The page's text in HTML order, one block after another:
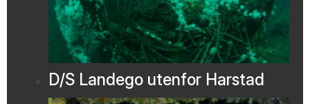
D/S Landego utenfor Harstad